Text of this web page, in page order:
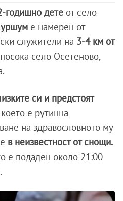
годишно дете от село
е намерен от
служители на 3-4 км от
село Осетеново,
си и предстоят
което е рутинна
на здравословното му
в неизвестност от снощи.
е подаден около 21:00